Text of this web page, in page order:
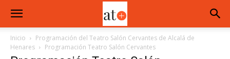
Inicio
Programación del Teatro Salón Cervantes de Alcalá de
Henares
Programación Teatro Salón Cervantes